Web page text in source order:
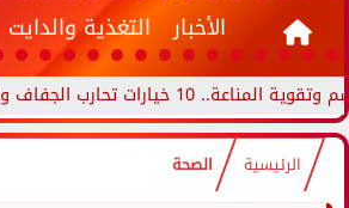
الأخبار التغذية والدايت
تحارب الجفاف والحر
الرئيسية الصحة